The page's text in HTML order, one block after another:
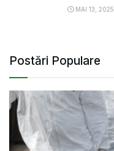
MAI 13, 2025
Postări Populare